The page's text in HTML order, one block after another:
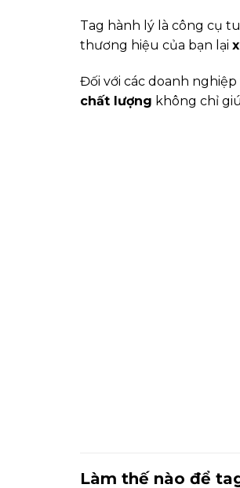
Tag hành lý là công cụ
thương hiệu của bạn lại
Đối với các doanh
chất lượng không chỉ
Làm thế nào để